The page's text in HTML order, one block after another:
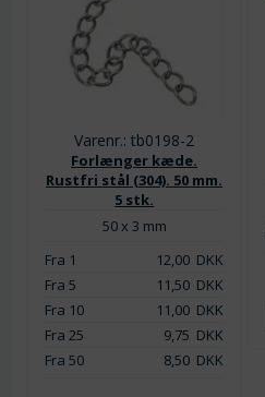
Varenr.: tb0198-2
Forlænger kæde.
Rustfri stål (304). 50 mm.
5 stk.
50 x 3 mm
Fra 1
12,00DKK
Fra 5
11,50DKK
Fra 10
11,00DKK
Fra 25
9,75 DKK
Fra 50
8,50DKK